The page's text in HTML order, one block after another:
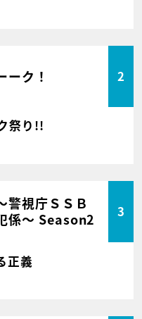
ーク！ 2
祭り!!
警視庁ＳＳＢ
係～ Season2
3
正義